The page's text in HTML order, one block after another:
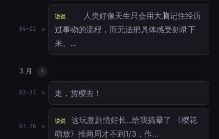
04-02
说说
人类好像天生只会用大脑记住经历
过事物的流程，而无法把具体感受刻录下
来。…
3 月 9
03-31 走，赏樱去！
03-26
说说
这玩意剧情好长...给我搞晕了 《樱花
萌放》推两周才不到1/3，作…